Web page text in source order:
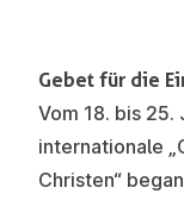
Gebet für die
Vom 18. bis
internationale
Christen“